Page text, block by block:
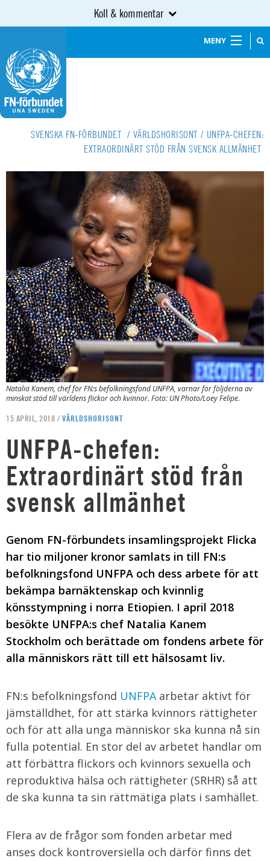
Koll & kommentar
MENY
SVENSKA FN-FÖRBUNDET / VÄRLDSHORISONT / UNFPA-CHEFEN:
EXTRAORDINÄRT STÖD FRÅN SVENSK ALLMÄNHET
Natalia Kanem, chef för FN:s befolkningsfond UNFPA, varnar för följderna av
minskat stöd till världens flickor och kvinnor. Foto: UN Photo/Loey Felipe.
15 APRIL, 2018 / VÄRLDSHORISONT
UNFPA-chefen:
Extraordinärt stöd från
svensk allmänhet
Genom FN-förbundets insamlingsprojekt Flicka
har tio miljoner kronor samlats in till FN:s
befolkningsfond UNFPA och dess arbete för att
bekämpa barnäktenskap och kvinnlig
könsstympning i norra Etiopien. I april 2018
besökte UNFPA:s chef Natalia Kanem
Stockholm och berättade om fondens arbete för
alla människors rätt till ett hälsosamt liv.
FN:s befolkningsfond UNFPAarbetar aktivt för
jämställdhet, för att stärka kvinnors rättigheter
och för att alla unga människor ska kunna nå sin
fulla potential. En stor del av arbetet handlar om
att förbättra flickors och kvinnors sexuella och
reproduktiva hälsa och rättigheter (SRHR) så att
de ska kunna ta sin rättmätiga plats i samhället.
Flera av de frågor som fonden arbetar med
anses dock kontroversiella och därför finns det